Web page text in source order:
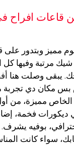
افراح
مميز وبتدور على
مرتبة وفيها كل
يبقى وصلت هنا
مكان دي تجربة
مميزة، من
ديكورات فخمة،
بوفيه
سواء كانت